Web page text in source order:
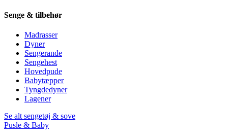
Senge & tilbehør
Madrasser
Dyner
Sengerande
Sengehest
Hovedpude
Babytæpper
Tyngdedyner
Lagener
Se alt sengetøj & sove
Pusle & Baby